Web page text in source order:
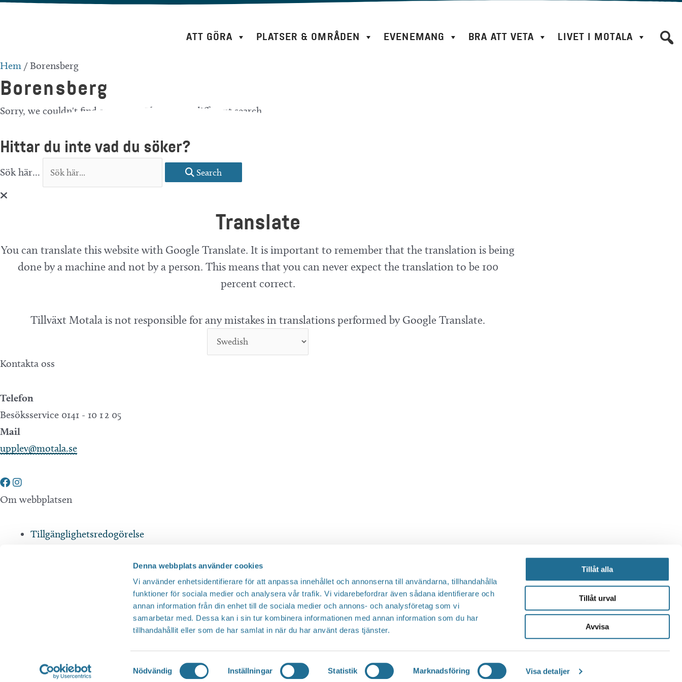
Denna webbplats använder cookies
Vi använder enhetsidentifierare för att anpassa innehållet och annonserna till användarna, tillhandahålla
funktioner för sociala medier och analysera vår trafik. Vi vidarebefordrar även sådana identifierare och
annan information från din enhet till de sociala medier och annons- och analysföretag som vi
samarbetar med. Dessa kan i sin tur kombinera informationen med annan information som du har
tillhandahållit eller som de har samlat in när du har använt deras tjänster.
Samtyckesval
Nödvändig Inställningar Statistik Marknadsföring Visa detaljer
Tillåt alla
Tillåt urval
Avvisa
ATT GÖRA PLATSER & OMRÅDEN EVENEMANG BRA ATT VETA LIVET I MOTALA
Hem / Borensberg
Borensberg
Sorry, we couldn't find any posts. Please try a different search.
Hittar du inte vad du söker?
Sök här... Search
Translate
You can translate this website with Google Translate. It is important to remember that the translation is being
done by a machine and not by a person. This means that you can never expect the translation to be 100
percent correct.
Tillväxt Motala is not responsible for any mistakes in translations performed by Google Translate.
Kontakta oss
Telefon
Besöksservice 0141 - 10 1 2 05
Mail
upplev@motala.se
Om webbplatsen
Tillgänglighetsredogörelse
Motala Kommun